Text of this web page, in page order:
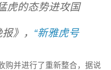
虎的态势进攻国
》， “新雅虎号
购并进行了重新整合，据说